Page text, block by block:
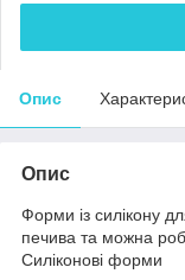
Опис
Опис
Форми із силікону
печива та можна
Силіконові форми